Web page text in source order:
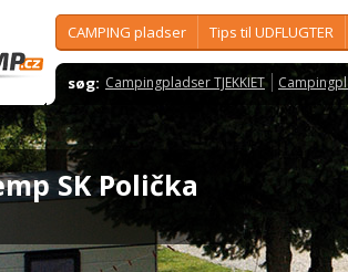
CAMPING pladser Tips til UDFLUGTER
søg: Campingpladser TJEKKIET
SK Polička